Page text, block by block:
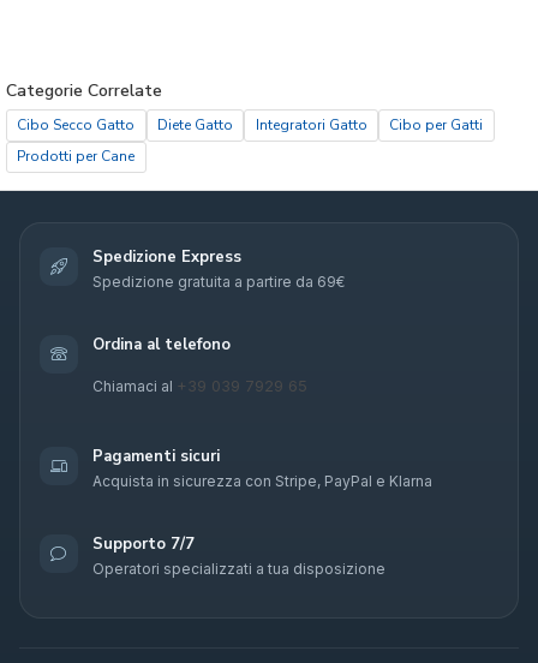
Categorie Correlate
Cibo Secco Gatto Diete Gatto Integratori Gatto
Cibo per Gatti
Prodotti per Cane
Spedizione Express
Spedizione gratuita a partire da 69€
Ordina al telefono
Chiamaci al +39 039 7929 65
Pagamenti sicuri
Acquista in sicurezza con Stripe, PayPal e Klarna
Supporto 7/7
Operatori specializzati a tua disposizione